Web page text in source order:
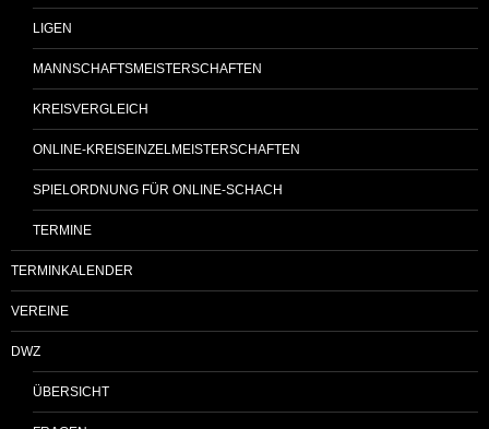
LIGEN
MANNSCHAFTSMEISTERSCHAFTEN
KREISVERGLEICH
ONLINE-KREISEINZELMEISTERSCHAFTEN
SPIELORDNUNG FÜR ONLINE-SCHACH
TERMINE
TERMINKALENDER
VEREINE
DWZ
ÜBERSICHT